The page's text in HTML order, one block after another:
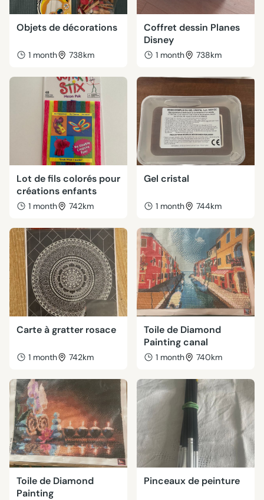
Objets de décorations
1 month 738km
Coffret dessin Planes
Disney
1 month 738km
Lot de fils colorés pour
créations enfants
1 month 742km
Gel cristal
1 month 744km
Carte à gratter rosace
1 month 742km
Toile de Diamond
Painting canal
1 month 740km
Toile de Diamond
Painting
Pinceaux de peinture